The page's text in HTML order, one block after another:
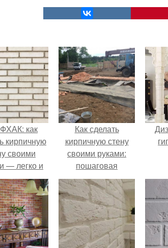
как
кирпичную
своими
— легко и
Как сделать
кирпичную стену
своими руками:
пошаговая
инструкция